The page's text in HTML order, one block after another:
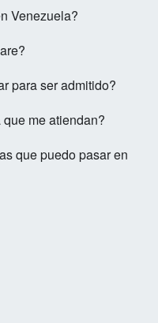
Venezuela?
para ser admitido?
me atiendan?
que puedo pasar en